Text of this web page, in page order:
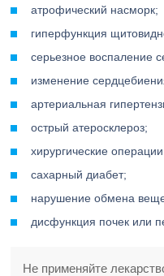
атрофический насморк;
гиперфункция
серьезное воспаление
изменение
артериальная
острый атеросклероз;
хирургические
сахарный диабет;
нарушение обмена
дисфункция почек или
Не применяйте